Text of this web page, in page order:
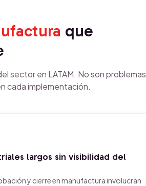
que
sector en LATAM. No son problemas
cada implementación.
largos sin visibilidad del
y cierre en manufactura involucran